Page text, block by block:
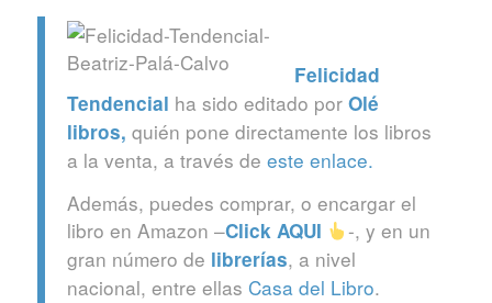
Felicidad
Tendencial ha sido editado por Olé
libros, quién pone directamente los libros
a la venta, a través de este enlace.
Además, puedes comprar, o encargar el
libro en Amazon –Click AQUI
-, y en un
gran número de librerías, a nivel
nacional, entre ellas Casa del Libro.